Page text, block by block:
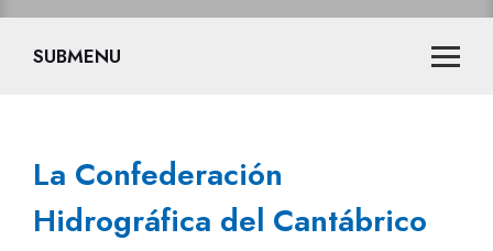
SUBMENU
La Confederación
Hidrográfica del Cantábrico